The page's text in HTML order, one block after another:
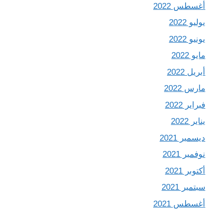
أغسطس 2022
يوليو 2022
يونيو 2022
مايو 2022
أبريل 2022
مارس 2022
فبراير 2022
يناير 2022
ديسمبر 2021
نوفمبر 2021
أكتوبر 2021
سبتمبر 2021
أغسطس 2021